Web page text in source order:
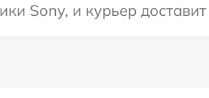
Sony, и курьер